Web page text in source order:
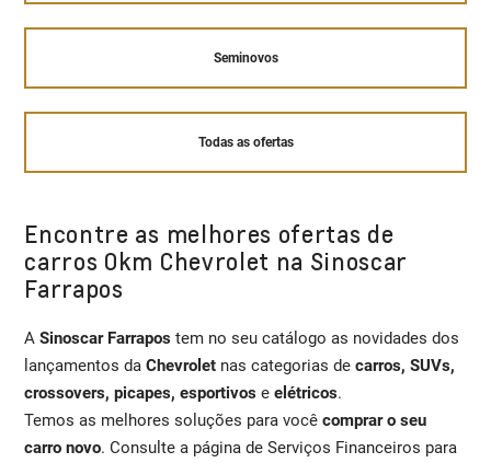
Seminovos
Todas as ofertas
Encontre as melhores ofertas de
carros 0km Chevrolet na Sinoscar
Farrapos
ASinoscar Farrapos tem no seu catálogo as novidades dos
lançamentos daChevrolet nas categorias de carros, SUVs,
crossovers, picapes, esportivos eelétricos.
Temos as melhores soluções para vocêcomprar o seu
carro novo. Consulte a página de Serviços Financeiros para